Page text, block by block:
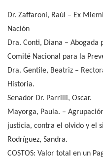
Dr. Zaffaroni, Raúl – Ex
Nación
Dra. Conti, Diana – Abogada
Comité Nacional para la
Dra. Gentile, Beatriz –
Historia.
Senador Dr. Parrilli, Oscar.
Mayorga, Paula. –
justicia, contra el olvido y el
Rodríguez, Sandra.
COSTOS: Valor total en un